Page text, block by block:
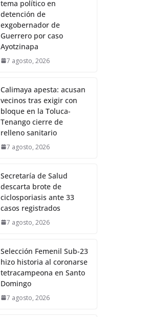
tema político en
detención de
exgobernador de
Guerrero por caso
Ayotzinapa
7 agosto, 2026
Calimaya apesta: acusan
vecinos tras exigir con
bloque en la Toluca-
Tenango cierre de
relleno sanitario
7 agosto, 2026
Secretaría de Salud
descarta brote de
ciclosporiasis ante 33
casos registrados
7 agosto, 2026
Selección Femenil Sub-23
hizo historia al coronarse
tetracampeona en Santo
Domingo
7 agosto, 2026